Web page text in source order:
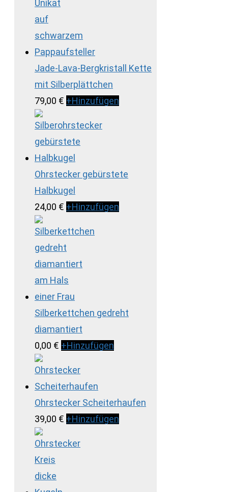
Jade-Lava-Bergkristall Kette
mit Silberplättchen
79,00 € +Hinzufügen
Ohrstecker gebürstete
Halbkugel
24,00 € +Hinzufügen
Silberkettchen gedreht
diamantiert
0,00 € +Hinzufügen
Ohrstecker Scheiterhaufen
39,00 € +Hinzufügen